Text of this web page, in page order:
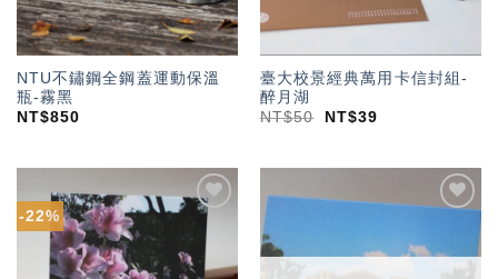
NTU不鏽鋼全鋼蓋運動保溫
瓶-霧黑
NT$850
臺大校景經典萬用卡信封組-
醉月湖
NT$50 NT$39
-22%
加入
「願
望輕
單」
望輕